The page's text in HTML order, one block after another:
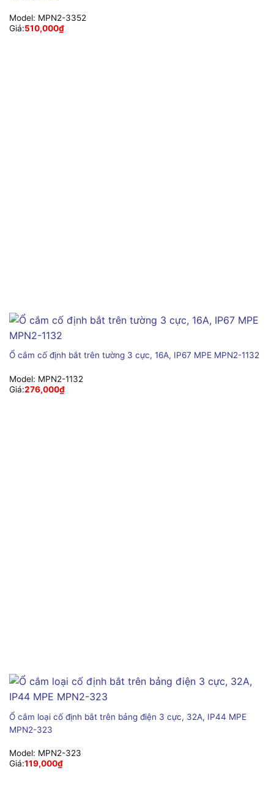
Model: MPN2-3352
Giá:510,000₫
Ổ cắm cố định bắt trên tường 3 cực, 16A, IP67 MPE MPN2-1132
Model: MPN2-1132
Giá:276,000₫
Ổ cắm loại cố định bắt trên bảng điện 3 cực, 32A, IP44 MPE
MPN2-323
Model: MPN2-323
Giá:119,000₫